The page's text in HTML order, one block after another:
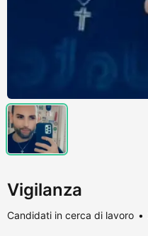
Vigilanza
Candidati in cerca di lavoro